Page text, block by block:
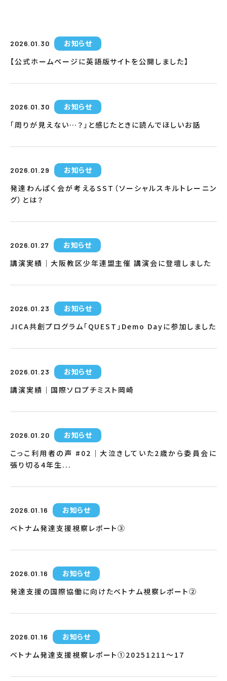
2026.01.30
お知らせ
【公式ホームページに英語版サイトを公開しました】
2026.01.30
お知らせ
「周りが見えない…？」と感じたときに読んでほしいお話
2026.01.29
お知らせ
発達わんぱく会が考えるSST（ソーシャルスキルトレーニン
グ）とは？
2026.01.27
お知らせ
講演実績｜大阪教区少年連盟主催 講演会に登壇しました
2026.01.23
お知らせ
JICA共創プログラム「QUEST」Demo Dayに参加しました
2026.01.23
お知らせ
講演実績｜国際ソロプチミスト岡崎
2026.01.20
お知らせ
こっこ利用者の声 #02｜大泣きしていた2歳から委員会に
張り切る4年生...
2026.01.16
お知らせ
ベトナム発達支援視察レポート③
2026.01.16
お知らせ
発達支援の国際協働に向けたベトナム視察レポート②
2026.01.16
お知らせ
ベトナム発達支援視察レポート①20251211〜17